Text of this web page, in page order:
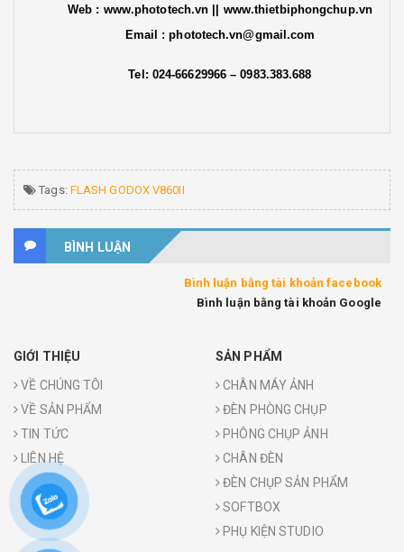
Web : www.phototech.vn || www.thietbiphongchup.vn
Email : phototech.vn@gmail.com
Tel: 024-66629966 – 0983.383.688
Tags: FLASH GODOX V860II
BÌNH LUẬN
Bình luận bằng tài khoản facebook
Bình luận bằng tài khoản Google
GIỚI THIỆU
VỀ CHÚNG TÔI
VỀ SẢN PHẨM
TIN TỨC
LIÊN HỆ
SẢN PHẨM
CHÂN MÁY ẢNH
ĐÈN PHÒNG CHỤP
PHÔNG CHỤP ẢNH
CHÂN ĐÈN
ĐÈN CHỤP SẢN PHẨM
SOFTBOX
PHỤ KIỆN STUDIO